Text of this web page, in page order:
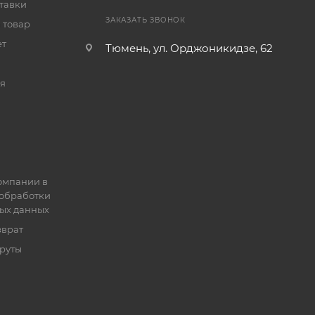
товар
в
данных
ЗАКАЗАТЬ ЗВОНОК
Тюмень, ул. Орджоникидзе, 62